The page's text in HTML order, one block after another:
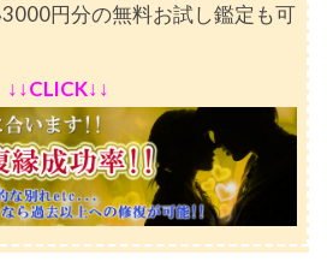
円分の無料お試し鑑定も可
↓↓CLICK↓↓